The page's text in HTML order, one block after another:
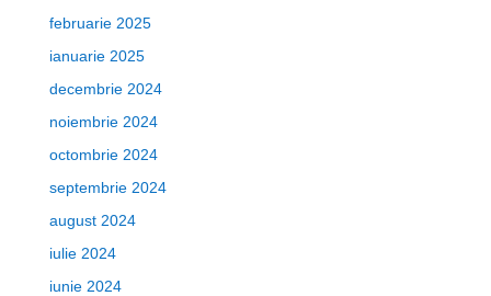
februarie 2025
ianuarie 2025
decembrie 2024
noiembrie 2024
octombrie 2024
septembrie 2024
august 2024
iulie 2024
iunie 2024